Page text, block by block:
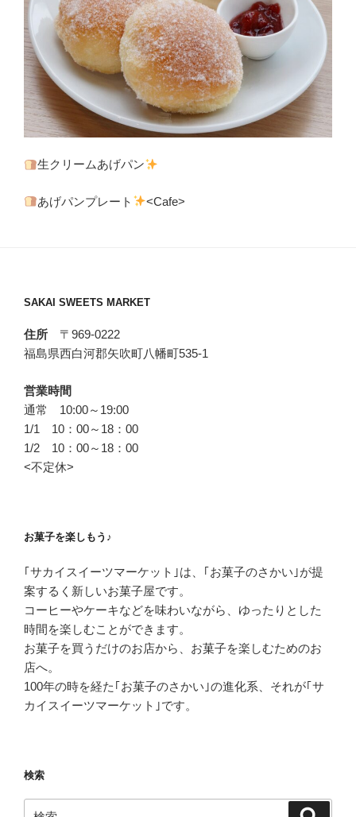
生クリームあげパン
あげパンプレート <Cafe>
SAKAI SWEETS MARKET
住所 〒969-0222
福島県西白河郡矢吹町八幡町535-1
営業時間
通常 10:00～19:00
1/1 10：00～18：00
1/2 10：00～18：00
<不定休>
お菓子を楽しもう♪
｢サカイスイーツマーケット｣は、
｢お菓子のさかい｣が提
案する く新しいお菓子屋です。
コーヒーやケーキなどを味わいながら、 ゆったりとした
時間を楽しむことができます。
お菓子を買うだけのお店から、 お菓子を楽しむためのお
店へ。
100年の時を経た ｢お菓子のさかい｣の進化系、 それが｢サ
カイスイーツマーケット｣です。
検索